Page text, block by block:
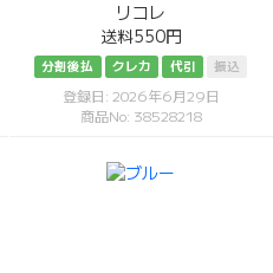
リコレ
送料550円
分割後払 クレカ 代引 振込
登録日: 2026年6月29日
商品No: 38528218